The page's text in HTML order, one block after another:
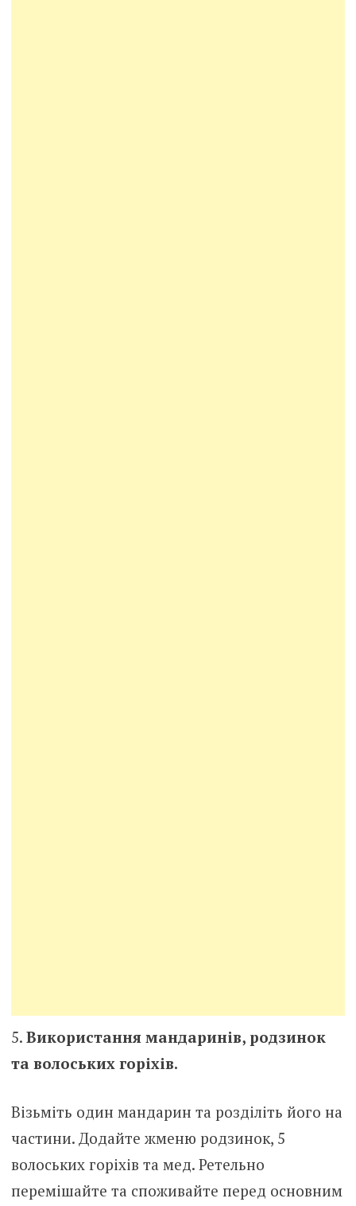
Використання мандаринів, родзинок
та волоських горіхів.
Візьміть один мандарин та розділіть його на
частини. Додайте жменю родзинок, 5
волоських горіхів та мед. Ретельно
перемішайте та споживайте перед основним